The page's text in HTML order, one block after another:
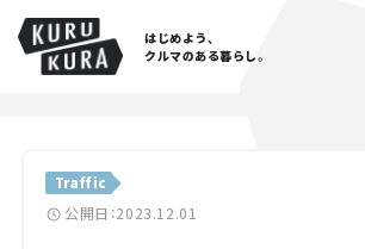
はじめよう、
クルマのある暮らし。
Traffic
公開日：2023.12.01
Cars